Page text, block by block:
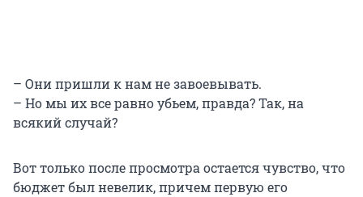
– Они пришли к нам не завоевывать.
– Но мы их все равно убьем, правда? Так, на
всякий случай?
Вот только после просмотра остается чувство, что
бюджет был невелик, причем первую его